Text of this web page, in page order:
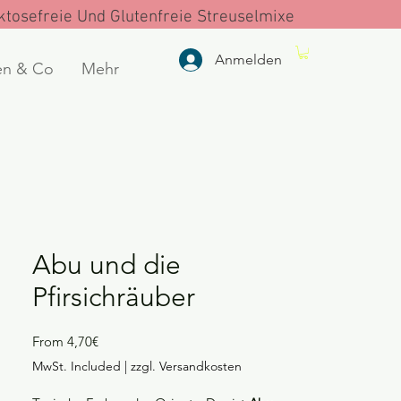
Und Glutenfreie Streuselmixe
& Co Mehr Anmelden
Abu und die
Pfirsichräuber
From 4,70€Price
MwSt. Included | zzgl. Versandkosten